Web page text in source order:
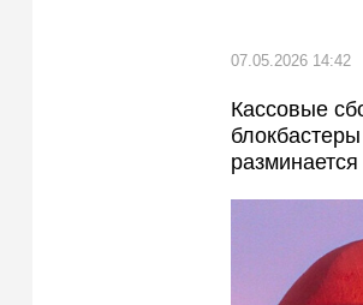
07.05.2026 14:42
Кассовые